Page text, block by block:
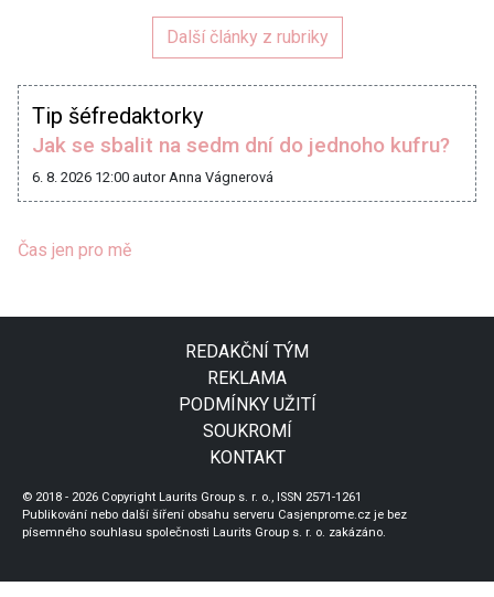
Další články z rubriky
Tip šéfredaktorky
Jak se sbalit na sedm dní do jednoho kufru?
6. 8. 2026 12:00 autor Anna Vágnerová
Čas jen pro mě
REDAKČNÍ TÝM
REKLAMA
PODMÍNKY UŽITÍ
SOUKROMÍ
KONTAKT
© 2018 - 2026 Copyright Laurits Group s. r. o., ISSN 2571-1261
Publikování nebo další šíření obsahu serveru Casjenprome.cz je bez
písemného souhlasu společnosti Laurits Group s. r. o. zakázáno.